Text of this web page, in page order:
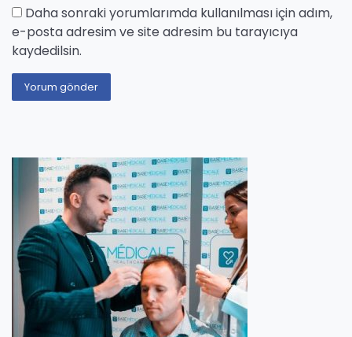
Daha sonraki yorumlarımda kullanılması için adım,
e-posta adresim ve site adresim bu tarayıcıya
kaydedilsin.